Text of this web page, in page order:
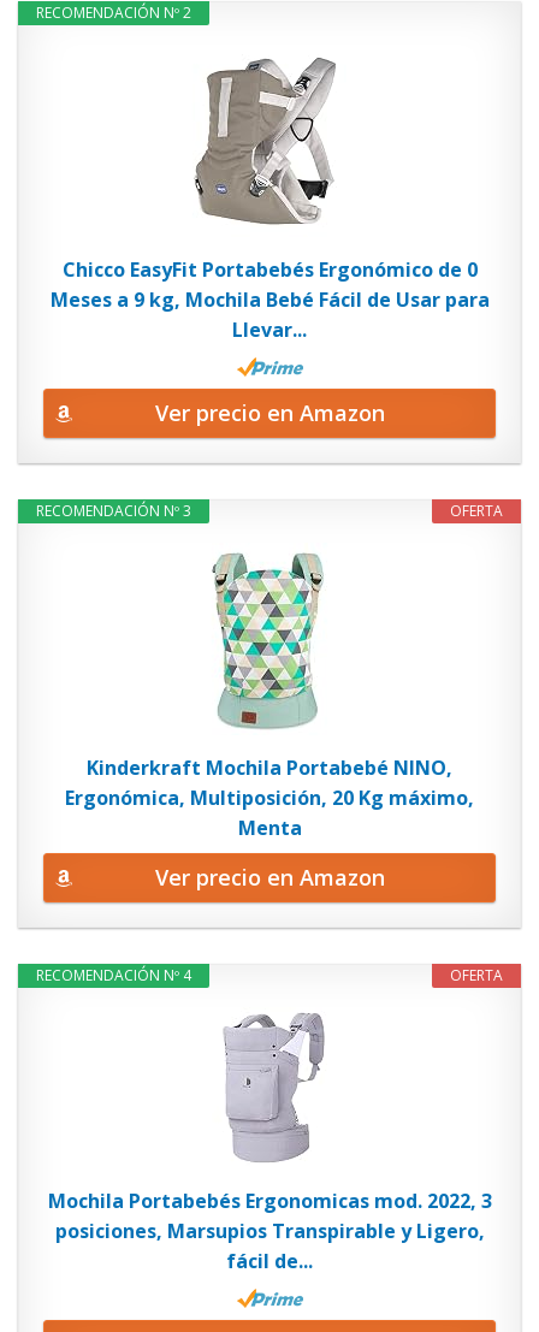
RECOMENDACIÓN Nº 2
Chicco EasyFit Portabebés Ergonómico de 0
Meses a 9 kg, Mochila Bebé Fácil de Usar para
Llevar...
Ver precio en Amazon
OFERTA
RECOMENDACIÓN Nº 3
Kinderkraft Mochila Portabebé NINO,
Ergonómica, Multiposición, 20 Kg máximo,
Menta
Ver precio en Amazon
OFERTA
RECOMENDACIÓN Nº 4
Mochila Portabebés Ergonomicas mod. 2022, 3
posiciones, Marsupios Transpirable y Ligero,
fácil de...